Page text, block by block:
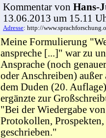
Kommentar von Hans-
13.06.2013 um 15.11
Adresse: http://
Meine Formulierung
anspreche [...]" war zu
Ansprache (noch
oder Anschreiben)
dem Duden (20.
ergänzte zur
"Bei der Wiedergabe
Protokollen,
geschrieben."